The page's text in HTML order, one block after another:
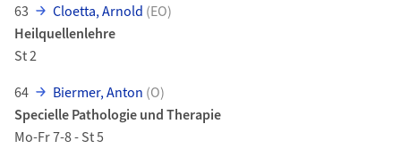
63
Cloetta, Arnold (EO)
Heilquellenlehre
St 2
64
Biermer, Anton (O)
Specielle Pathologie und Therapie
Mo-Fr 7-8 - St 5